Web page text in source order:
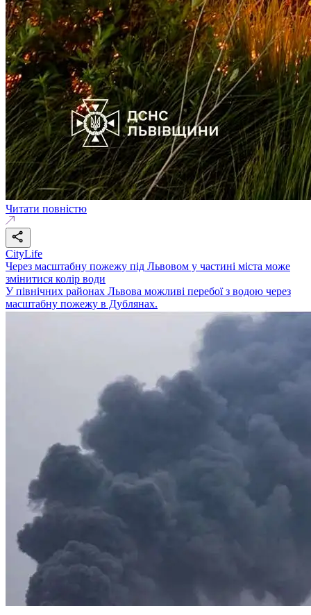
Читати повністю
CityLife
Через масштабну пожежу під Львовом у частині міста може
змінитися колір води
У північних районах Львова можливі перебої з водою через
масштабну пожежу в Дублянах.